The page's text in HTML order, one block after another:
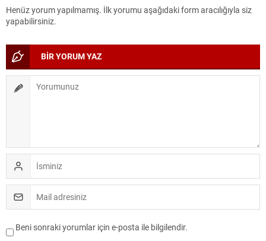
Henüz yorum yapılmamış. İlk yorumu aşağıdaki form aracılığıyla siz
yapabilirsiniz.
BİR YORUM YAZ
Beni sonraki yorumlar için e-posta ile bilgilendir.